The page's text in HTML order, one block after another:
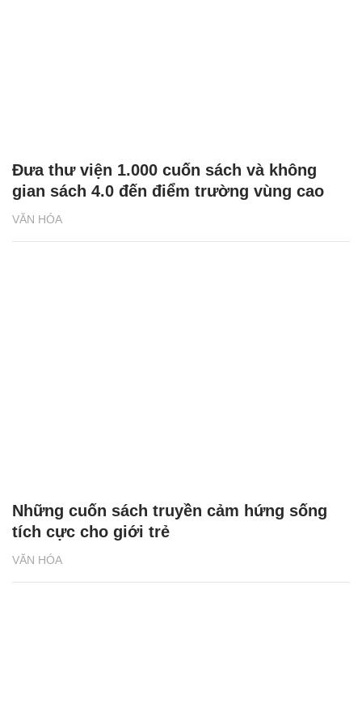
VĂN HÓA
Đưa thư viện 1.000 cuốn sách và không
gian sách 4.0 đến điểm trường vùng cao
VĂN HÓA
Những cuốn sách truyền cảm hứng sống
tích cực cho giới trẻ